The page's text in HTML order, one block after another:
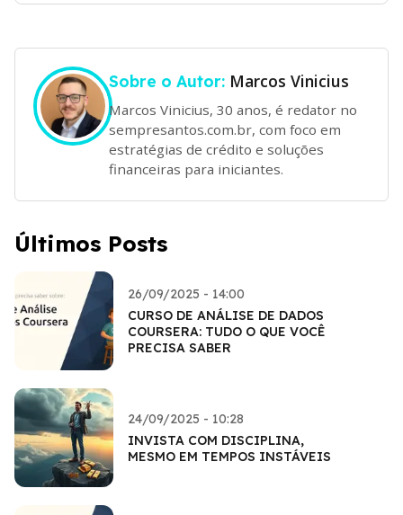
Sobre o Autor: Marcos Vinicius
Marcos Vinicius, 30 anos, é redator no
sempresantos.com.br, com foco em
estratégias de crédito e soluções
financeiras para iniciantes.
Últimos Posts
26/09/2025 - 14:00
CURSO DE ANÁLISE DE DADOS
COURSERA: TUDO O QUE VOCÊ
PRECISA SABER
24/09/2025 - 10:28
INVISTA COM DISCIPLINA,
MESMO EM TEMPOS INSTÁVEIS